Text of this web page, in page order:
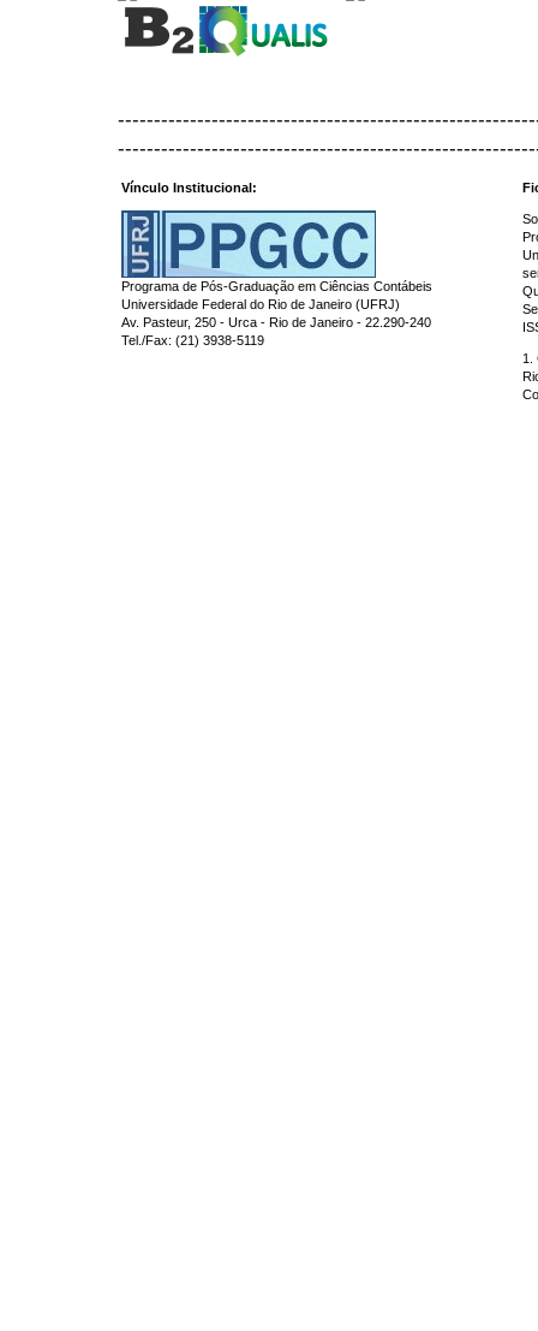
Vínculo Institucional:
Programa de Pós-Graduação em Ciências Contábeis
Universidade Federal do Rio de Janeiro (UFRJ)
Av. Pasteur, 250 - Urca - Rio de Janeiro - 22.290-240
Tel./Fax: (21) 3938-5119
1.